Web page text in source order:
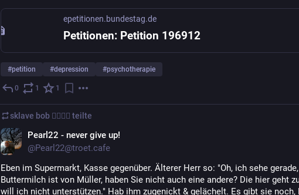
epetitionen.bundestag.de
Petitionen: Petition 196912
#petition #depression #psychotherapie
0 1 1
sklave bob 🏳️‍🌈🖤🔐 teilte
Pearl22 - never give up!
@Pearl22@troet.cafe
Eben im Supermarkt, Kasse gegenüber. Älterer Herr so: "Oh, ich sehe
Buttermilch ist von Müller, haben Sie nicht auch eine andere? Die hier geht
will ich nicht unterstützen." Hab ihm zugenickt & gelächelt. Es gibt sie noch,